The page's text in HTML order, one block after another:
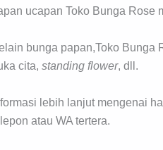
ucapan Toko Bunga Rose
bunga papan,Toko Bunga
cita, standing flower, dll.
lebih lanjut mengenai
atau WA tertera.